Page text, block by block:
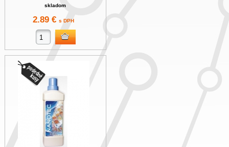
skladom
2.89 €s DPH